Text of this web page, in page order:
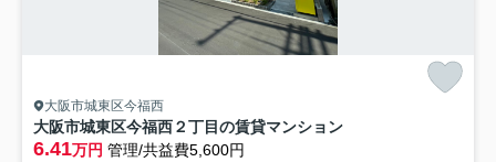
大阪市城東区今福西
大阪市城東区今福西２丁目の賃貸マンション
6.41万円 管理/共益費5,600円